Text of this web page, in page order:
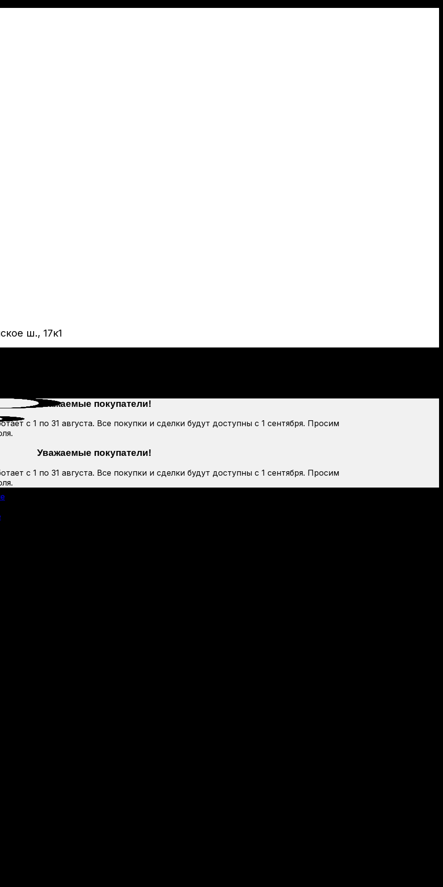
ш., 17к1
Уважаемые покупатели!
с 1 по 31 августа. Все покупки и сделки будут доступны с 1 сентября. Просим
Уважаемые покупатели!
с 1 по 31 августа. Все покупки и сделки будут доступны с 1 сентября. Просим